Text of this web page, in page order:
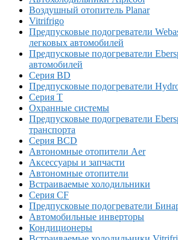
Воздушный отопитель Planar
Vitrifrigo
Предпусковые подогреватели
легковых автомобилей
Предпусковые подогреватели
автомобилей
Серия BD
Предпусковые подогреватели
Серия T
Охранные системы
Предпусковые подогреватели
транспорта
Серия BCD
Автономные отопители Аer
Аксессуары и запчасти
Автономные отопители
Встраиваемые холодильники
Серия CF
Предпусковые подогреватели
Автомобильные инверторы
Кондиционеры